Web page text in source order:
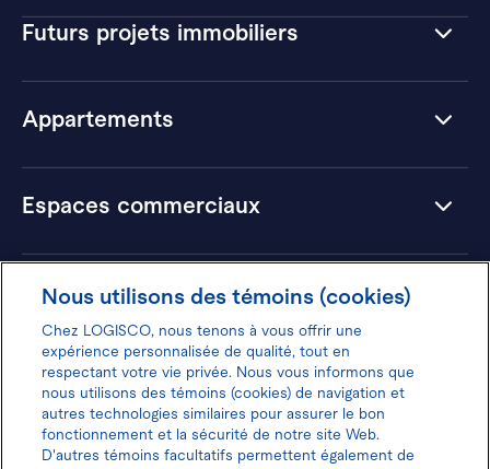
Futurs projets immobiliers
Appartements
Espaces commerciaux
Hôtels
Donnez votre avis pour gagner 100$
Nous utilisons des témoins (cookies)
Chez LOGISCO, nous tenons à vous offrir une
expérience personnalisée de qualité, tout en
respectant votre vie privée. Nous vous informons que
nous utilisons des témoins (cookies) de navigation et
autres technologies similaires pour assurer le bon
fonctionnement et la sécurité de notre site Web.
D'autres témoins facultatifs permettent également de